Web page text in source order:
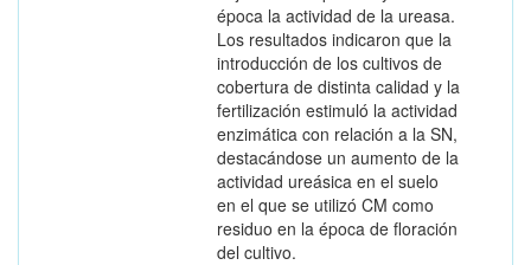
época la actividad de la ureasa.
Los resultados indicaron que la
introducción de los cultivos de
cobertura de distinta calidad y la
fertilización estimuló la actividad
enzimática con relación a la SN,
destacándose un aumento de la
actividad ureásica en el suelo
en el que se utilizó CM como
residuo en la época de floración
del cultivo.